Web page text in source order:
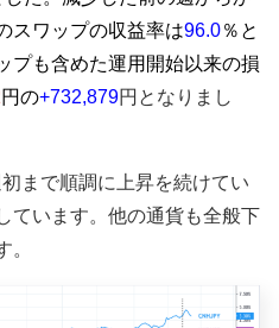
スワップの収益率は96.0％と
プも含めた運用開始以来の損
円の+732,879円となりまし
まで順調に上昇を続けてい
ています。他の通貨も全般下
。